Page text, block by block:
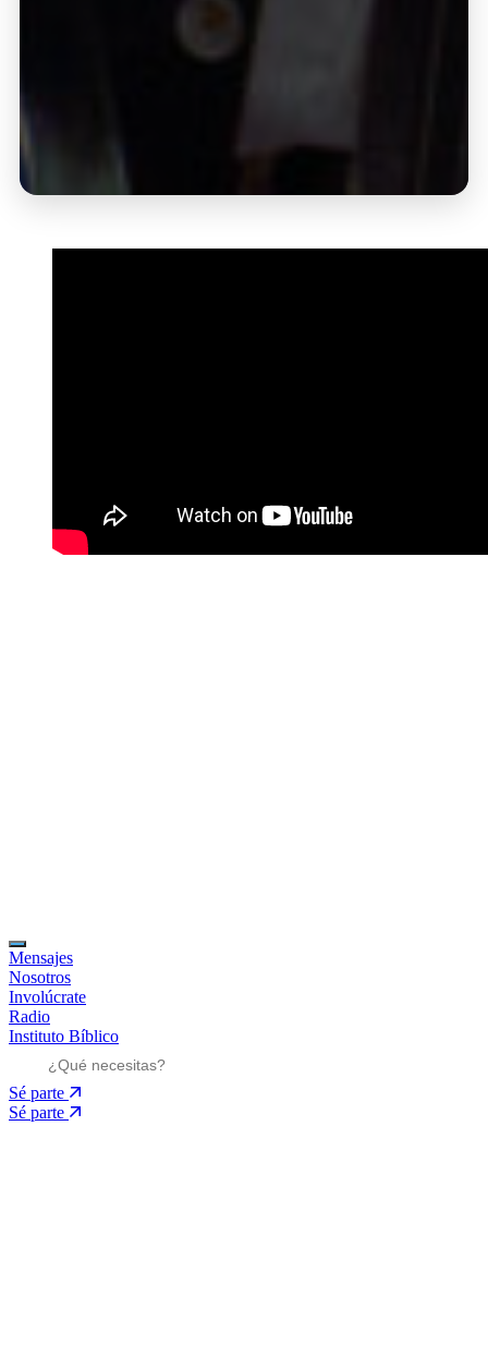
Mensajes
Nosotros
Involúcrate
Radio
Instituto Bíblico
Sé parte
Sé parte